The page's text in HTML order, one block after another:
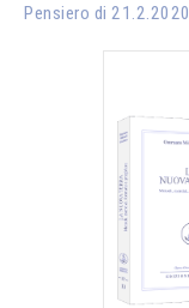
Pensiero di 21.2.2020